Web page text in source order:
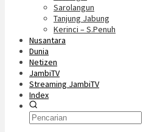
Sarolangun
Tanjung Jabung
Kerinci – S.Penuh
Nusantara
Dunia
Netizen
JambiTV
Streaming JambiTV
Index